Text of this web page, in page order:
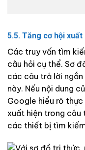
5.5. Tăng cơ hội
Các truy vấn tìm
câu hỏi cụ thể. Sơ
các câu trả lời
này. Nếu nội dung
Google hiểu rõ
xuất hiện trong câu
các thiết bị tìm